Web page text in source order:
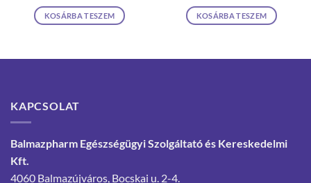
KOSÁRBA TESZEM KOSÁRBA TESZEM
KAPCSOLAT
Balmazpharm Egészségügyi Szolgáltató és Kereskedelmi
Kft.
4060 Balmazújváros, Bocskai u. 2-4.